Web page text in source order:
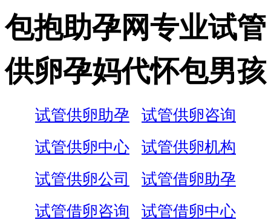
包抱助孕网专业试管
供卵孕妈代怀包男孩
试管供卵助孕
试管供卵咨询
试管供卵中心
试管供卵机构
试管供卵公司
试管借卵助孕
试管借卵咨询
试管借卵中心